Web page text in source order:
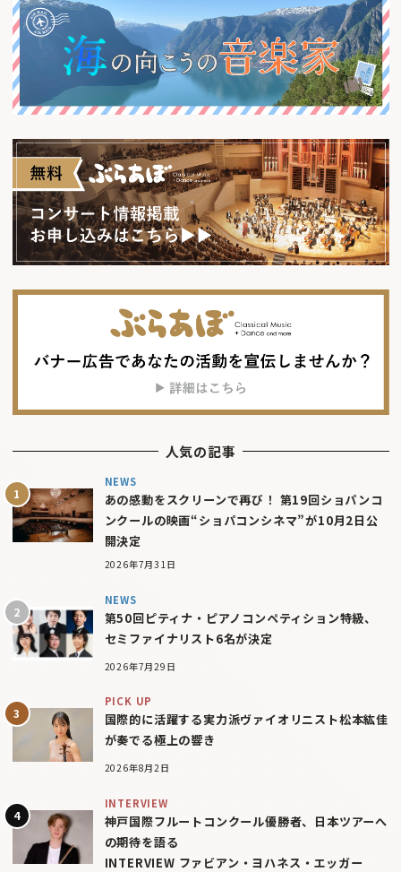
人気の記事
NEWS
あの感動をスクリーンで再び！ 第19回ショパンコ
ンクールの映画“ショパコンシネマ”が10月2日公
開決定
2026年7月31日
NEWS
第50回ピティナ・ピアノコンペティション特級、
セミファイナリスト6名が決定
2026年7月29日
PICK UP
国際的に活躍する実力派ヴァイオリニスト松本紘佳
が奏でる極上の響き
2026年8月2日
INTERVIEW
神戸国際フルートコンクール優勝者、日本ツアーへ
の期待を語る
INTERVIEW ファビアン・ヨハネス・エッガー